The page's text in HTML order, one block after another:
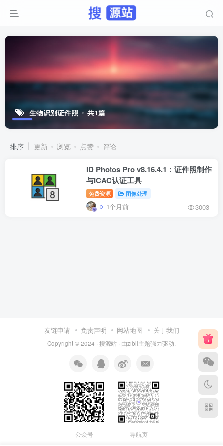
生物识别证件照 共1篇
排序 更新 浏览 点赞 评论
ID Photos Pro v8.16.4.1：证件照制作
与ICAO认证工具
免费资源 图像处理
1个月前 3003
友链申请 免责声明 网站地图 关于我们
Copyright © 2024 · 搜源站 · 由zibll主题强力驱动.
公众号 导航页